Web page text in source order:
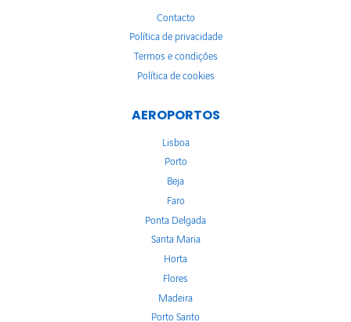
Contacto
Política de privacidade
Termos e condições
Política de cookies
AEROPORTOS
Lisboa
Porto
Beja
Faro
Ponta Delgada
Santa Maria
Horta
Flores
Madeira
Porto Santo